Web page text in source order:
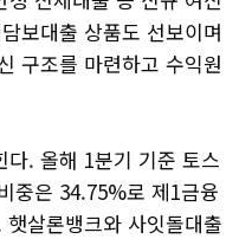
보대출 상품도 선보이며
구조를 마련하고 수익원
. 올해 1분기 기준 토스
중은 34.75%로 제1금융
살론뱅크와 사잇돌대출